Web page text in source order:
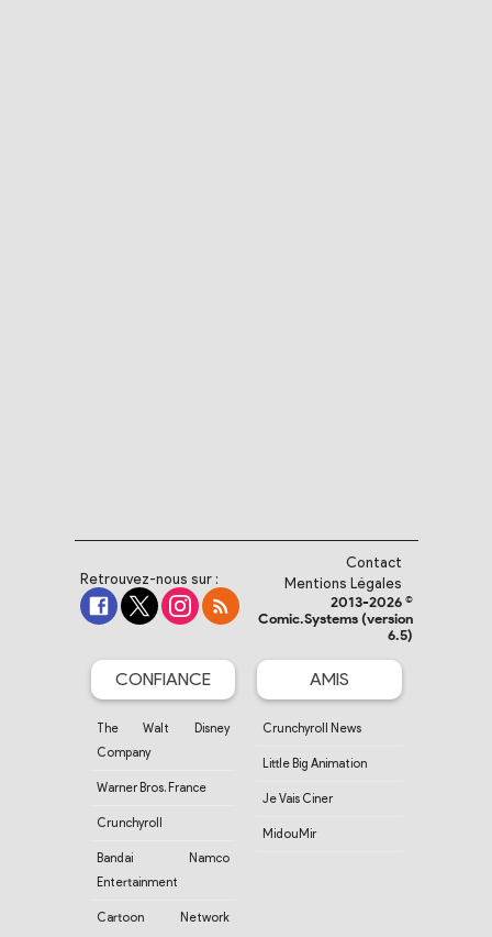
Retrouvez-nous sur :
Contact
Mentions Légales
2013-2026 ©
Comic.Systems (version
6.5)
CONFIANCE
The Walt Disney
Company
Warner Bros. France
Crunchyroll
Bandai Namco
Entertainment
Cartoon Network
AMIS
Crunchyroll News
Little Big Animation
Je Vais Ciner
MidouMir